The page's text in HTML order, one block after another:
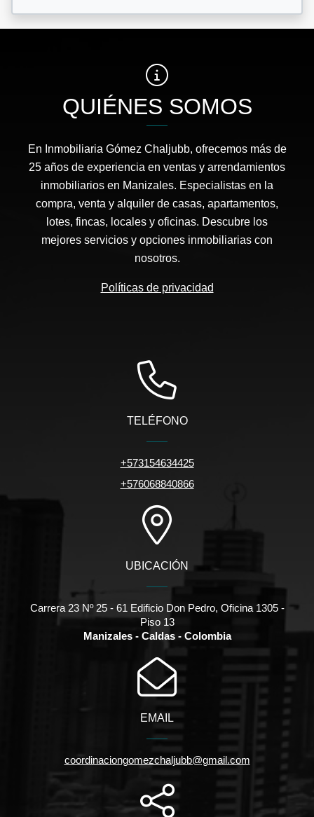
QUIÉNES SOMOS
En Inmobiliaria Gómez Chaljubb, ofrecemos más de
25 años de experiencia en ventas y arrendamientos
inmobiliarios en Manizales. Especialistas en la
compra, venta y alquiler de casas, apartamentos,
lotes, fincas, locales y oficinas. Descubre los
mejores servicios y opciones inmobiliarias con
nosotros.
Políticas de privacidad
TELÉFONO
+573154634425
+576068840866
UBICACIÓN
Carrera 23 Nº 25 - 61 Edificio Don Pedro, Oficina 1305 -
Piso 13
Manizales - Caldas - Colombia
EMAIL
coordinaciongomezchaljubb@gmail.com